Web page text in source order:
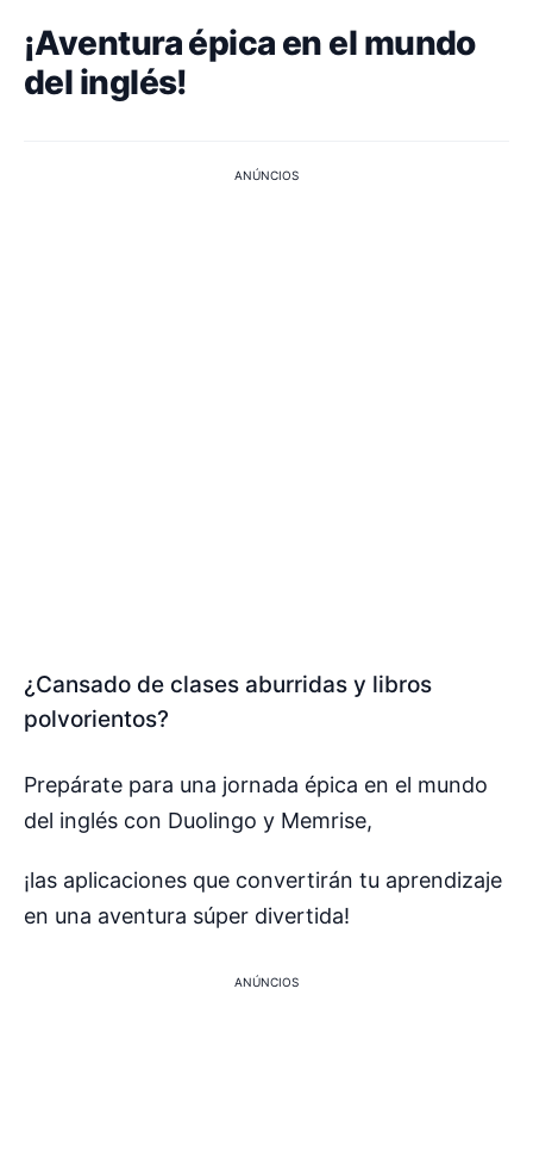
¡Aventura épica en el mundo
del inglés!
ANÚNCIOS
¿Cansado de clases aburridas y libros
polvorientos?
Prepárate para una jornada épica en el mundo
del inglés con Duolingo y Memrise,
¡las aplicaciones que convertirán tu aprendizaje
en una aventura súper divertida!
ANÚNCIOS